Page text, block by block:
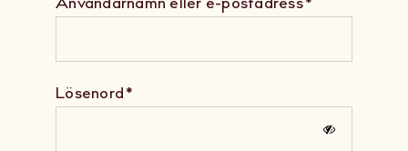
Om Oss
Lösenord*Obligatoriskt